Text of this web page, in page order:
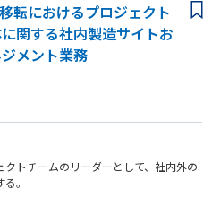
転におけるプロジェクト
関する社内製造サイトお
メント業務
クトチームのリーダーとして、社内外の
。